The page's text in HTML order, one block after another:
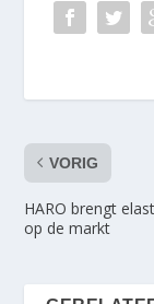
VORIG
HARO brengt
op de markt